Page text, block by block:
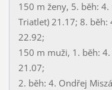
150 m ženy, 5. běh:
Triatlet) 21.17; 8. běh:
22.92;
150 m muži, 1. běh: 4.
21.07;
2. běh: 4. Ondřej